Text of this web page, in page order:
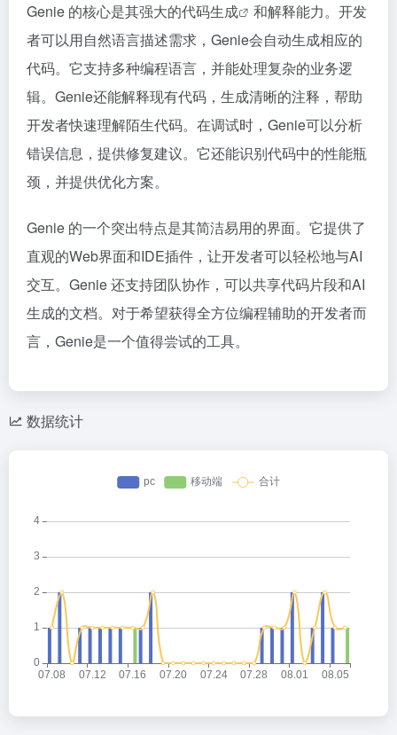
Genie 的核心是其强大的代码生成
和解释能力。开发
者可以用自然语言描述需求，Genie会自动生成相应的
代码。它支持多种编程语言，并能处理复杂的业务逻
辑。Genie还能解释现有代码，生成清晰的注释，帮助
开发者快速理解陌生代码。在调试时，Genie可以分析
错误信息，提供修复建议。它还能识别代码中的性能瓶
颈，并提供优化方案。
Genie 的一个突出特点是其简洁易用的界面。它提供了
直观的Web界面和IDE插件，让开发者可以轻松地与AI
交互。Genie 还支持团队协作，可以共享代码片段和AI
生成的文档。对于希望获得全方位编程辅助的开发者而
言，Genie是一个值得尝试的工具。
数据统计